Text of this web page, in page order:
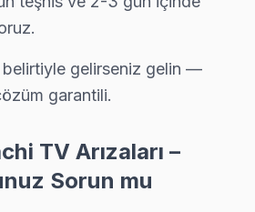
arızalandığında verileri
Bazlı Hitachi TV Servis
Baltalimanı, Büyükdere,
Huzur, İstinye, Kazım
belirtiyle gelirseniz gelin —
garantili.
TV Arızaları –
Sorun mu